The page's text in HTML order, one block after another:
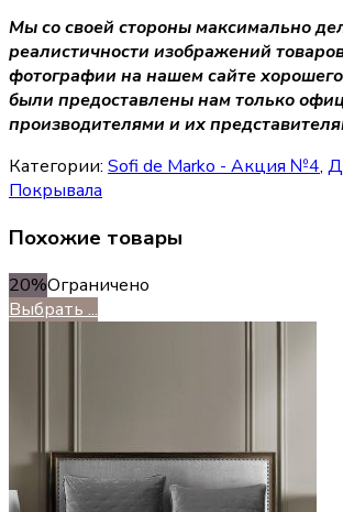
Мы со своей стороны максимально
реалистичности изображений
фотографии на нашем сайте хорошего
были предоставлены нам только
производителями и их
Категории: Sofi de Marko - Акция №4,
Покрывала
Похожие товары
20%Ограничено
Выбрать ...